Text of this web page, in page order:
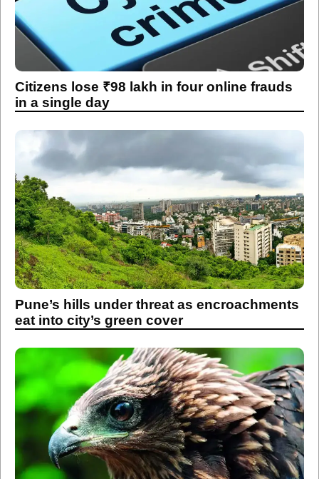
Citizens lose ₹98 lakh in four online frauds
in a single day
Pune’s hills under threat as encroachments
eat into city’s green cover